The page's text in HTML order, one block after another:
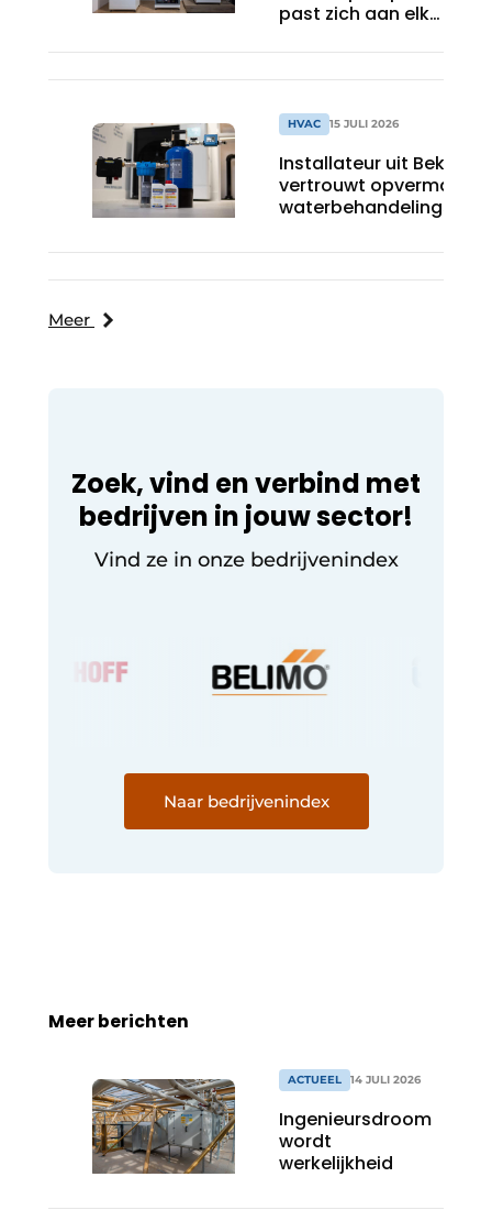
past zich aan elk
HVAC 15 JULI 2026
Installateur uit
vertrouwt opvermaarde
verwarmingssystemen
Meer
Zoek, vind en verbind met
bedrijven in jouw sector!
Vind ze in onze bedrijvenindex
Naar bedrijvenindex
Meer berichten
ACTUEEL 14 JULI 2026
Ingenieursdroom
wordt
werkelijkheid